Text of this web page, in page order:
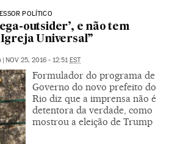
POLÍTICO
outsider’, e não tem
Universal”
| NOV 25, 2016 - 12:51EST
Formulador do programa de
Governo do novo prefeito do
Rio diz que a imprensa não é
detentora da verdade, como
mostrou a eleição de Trump